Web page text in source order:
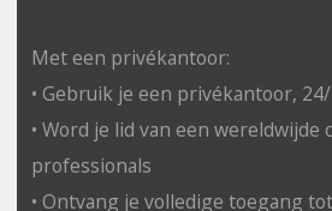
Met een privékantoor:
• Gebruik je een privékantoor,
• Word je lid van een wereldwijde
professionals
• Ontvang je volledige toegang